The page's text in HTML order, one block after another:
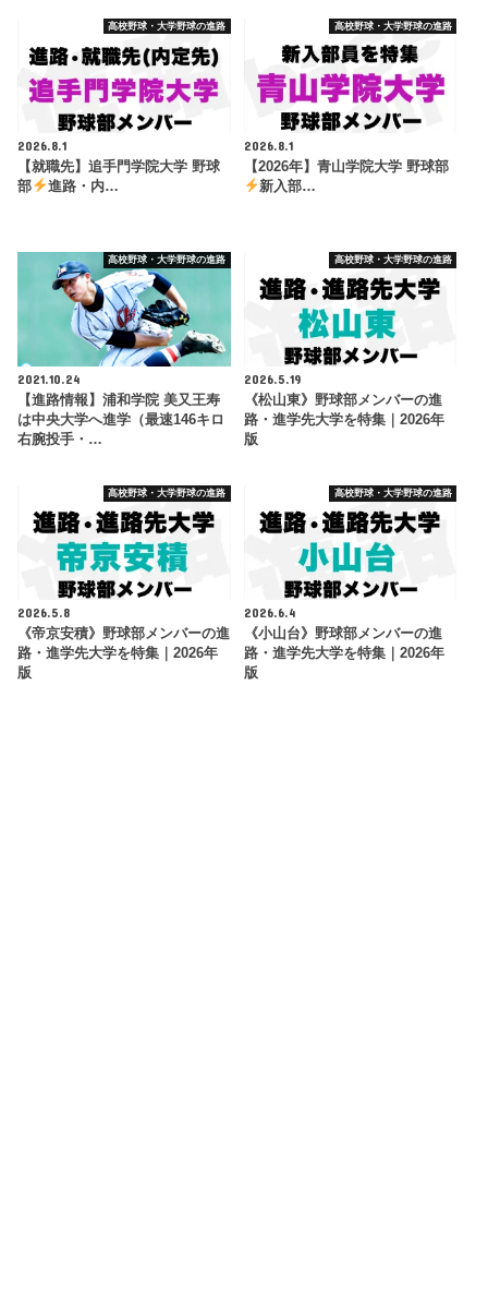
高校野球・大学野球の進路
2026.8.1
【就職先】追手門学院大学 野球
部
進路・内…
高校野球・大学野球の進路
2026.8.1
【2026年】青山学院大学 野球部
新入部…
高校野球・大学野球の進路
2021.10.24
【進路情報】浦和学院 美又王寿
は中央大学へ進学（最速146キロ
右腕投手・…
高校野球・大学野球の進路
2026.5.19
《松山東》野球部メンバーの進
路・進学先大学を特集｜2026年
版
高校野球・大学野球の進路
2026.5.8
《帝京安積》野球部メンバーの進
路・進学先大学を特集｜2026年
版
高校野球・大学野球の進路
2026.6.4
《小山台》野球部メンバーの進
路・進学先大学を特集｜2026年
版